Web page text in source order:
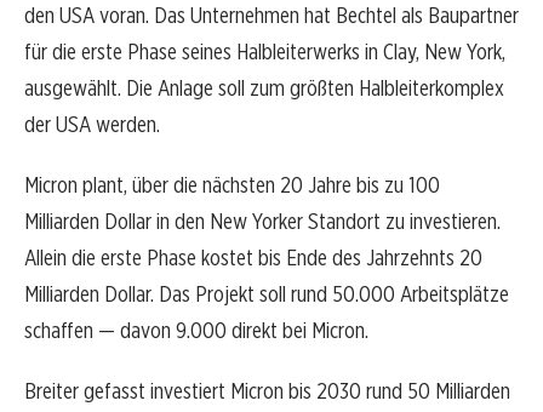
den USA voran. Das Unternehmen hat Bechtel als Baupartner
für die erste Phase seines Halbleiterwerks in Clay, New York,
ausgewählt. Die Anlage soll zum größten Halbleiterkomplex
der USA werden.
Micron plant, über die nächsten 20 Jahre bis zu 100
Milliarden Dollar in den New Yorker Standort zu investieren.
Allein die erste Phase kostet bis Ende des Jahrzehnts 20
Milliarden Dollar. Das Projekt soll rund 50.000 Arbeitsplätze
schaffen — davon 9.000 direkt bei Micron.
Breiter gefasst investiert Micron bis 2030 rund 50 Milliarden